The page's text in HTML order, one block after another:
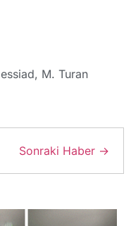
essiad, M. Turan
Sonraki Haber →